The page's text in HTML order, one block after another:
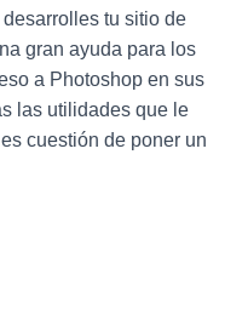
tu sitio de
gran ayuda para los
a Photoshop en sus
las utilidades que le
cuestión de poner un